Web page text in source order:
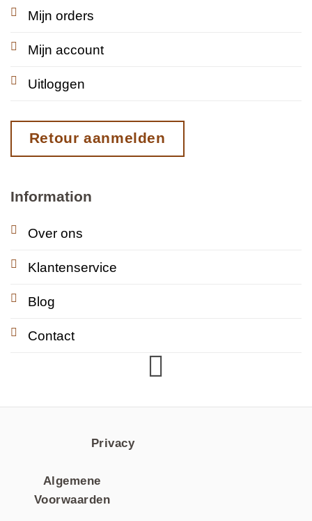
Mijn orders
Mijn account
Uitloggen
Retour aanmelden
Information
Over ons
Klantenservice
Blog
Contact
Privacy
Algemene
Voorwaarden